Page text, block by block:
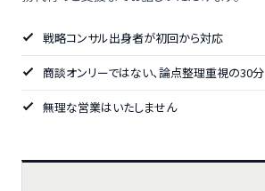
戦略コンサル出身者が初回から対応
商談オンリーではない、論点整理重視の30分
無理な営業はいたしません